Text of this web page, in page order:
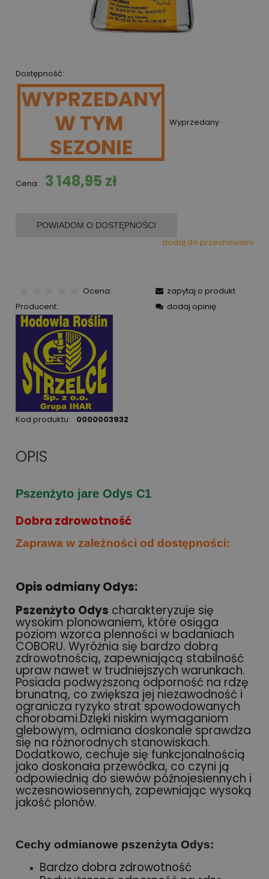
Dostępność:
Wyprzedany
Cena: 3 148,95 zł
POWIADOM O DOSTĘPNOŚCI
dodaj do przechowalni
Ocena:
Producent:
Kod produktu: 0000003932
zapytaj o produkt
dodaj opinię
OPIS
Pszenżyto jare Odys C1
Dobra zdrowotność
Zaprawa w zależności od dostępności:
Opis odmiany Odys:
Pszenżyto Odys charakteryzuje się
wysokim plonowaniem, które osiąga
poziom wzorca plenności w badaniach
COBORU. Wyróżnia się bardzo dobrą
zdrowotnością, zapewniającą stabilność
upraw nawet w trudniejszych warunkach.
Posiada podwyższoną odporność na rdzę
brunatną, co zwiększa jej niezawodność i
ogranicza ryzyko strat spowodowanych
chorobami.Dzięki niskim wymaganiom
glebowym, odmiana doskonale sprawdza
się na różnorodnych stanowiskach.
Dodatkowo, cechuje się funkcjonalnością
jako doskonała przewódka, co czyni ją
odpowiednią do siewów późnojesiennych i
wczesnowiosennych, zapewniając wysoką
jakość plonów.
Cechy odmianowe pszenżyta Odys:
Bardzo dobra zdrowotność